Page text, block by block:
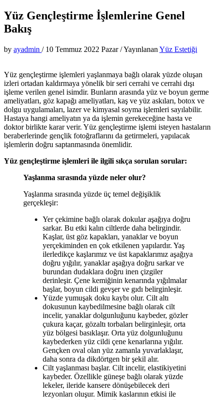
Yüz Gençleştirme İşlemlerine Genel
Bakış
by ayadmin / 10 Temmuz 2022 Pazar/Yayınlanan Yüz Estetiği
Yüz gençleştirme işlemleri yaşlanmaya bağlı olarak yüzde oluşan
izleri ortadan kaldırmaya yönelik bir seri cerrahi ve cerrahi dışı
işleme verilen genel isimdir. Bunların arasında yüz ve boyun germe
ameliyatları, göz kapağı ameliyatları, kaş ve yüz askıları, botox ve
dolgu uygulamaları, lazer ve kimyasal soyma işlemleri sayılabilir.
Hastaya hangi ameliyatın ya da işlemin gerekeceğine hasta ve
doktor birlikte karar verir. Yüz gençleştirme işlemi isteyen hastaların
beraberlerinde gençlik fotoğraflarını da getirmeleri, yapılacak
işlemlerin doğru saptanmasında önemlidir.
Yüz gençleştirme işlemleri ile ilgili sıkça sorulan sorular:
Yaşlanma sırasında yüzde neler olur?
Yaşlanma sırasında yüzde üç temel değişiklik
gerçekleşir:
Yer çekimine bağlı olarak dokular aşağıya doğru
sarkar. Bu etki kalın ciltlerde daha belirgindir.
Kaşlar, üst göz kapakları, yanaklar ve boyun
yerçekiminden en çok etkilenen yapılardır. Yaş
ilerledikçe kaşlarımız ve üst kapaklarımız aşağıya
doğru yığılır, yanaklar aşağıya doğru sarkar ve
burundan dudaklara doğru inen çizgiler
derinleşir. Çene kemiğinin kenarında yığılmalar
başlar, boyun cildi gevşer ve gıdı belirginleşir.
Yüzde yumuşak doku kaybı olur. Cilt altı
dokusunun kaybedilmesine bağlı olarak cilt
incelir, yanaklar dolgunluğunu kaybeder, gözler
çukura kaçar, gözaltı torbaları belirginleşir, orta
yüz bölgesi basıklaşır. Orta yüz dolgunluğunu
kaybederken yüz cildi çene kenarlarına yığılır.
Gençken oval olan yüz zamanla yuvarlaklaşır,
daha sonra da dikdörtgen bir şekil alır.
Cilt yaşlanması başlar. Cilt incelir, elastikiyetini
kaybeder. Özellikle güneşe bağlı olarak yüzde
lekeler, ileride kansere dönüşebilecek deri
lezyonları oluşur. Mimik kaslarının etkisi ile